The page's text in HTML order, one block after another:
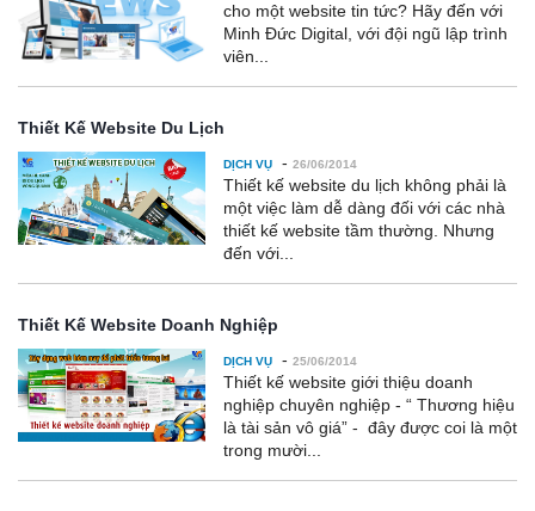
cho một website tin tức? Hãy đến với
Minh Đức Digital, với đội ngũ lập trình
viên...
Thiết Kế Website Du Lịch
DỊCH VỤ - 26/06/2014
Thiết kế website du lịch không phải là
một việc làm dễ dàng đối với các nhà
thiết kế website tầm thường. Nhưng
đến với...
Thiết Kế Website Doanh Nghiệp
DỊCH VỤ - 25/06/2014
Thiết kế website giới thiệu doanh
nghiệp chuyên nghiệp - “ Thương hiệu
là tài sản vô giá” - đây được coi là một
trong mười...